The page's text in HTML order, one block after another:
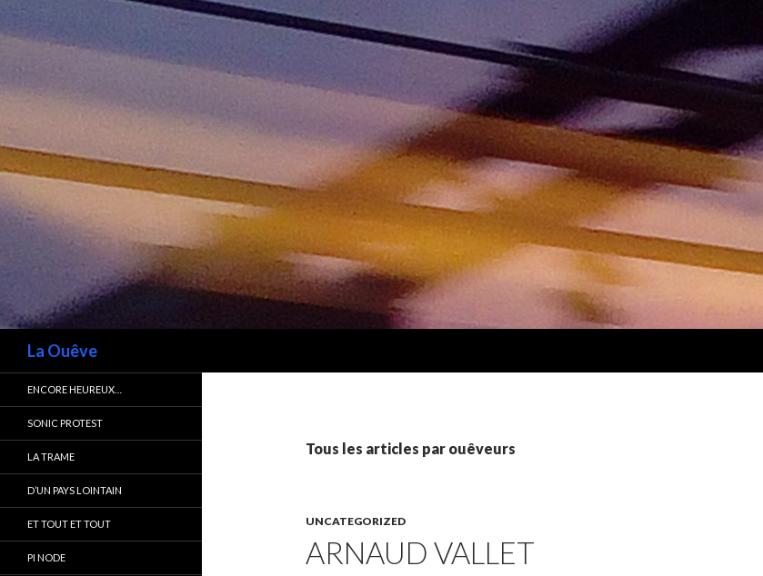
La Ouêve
Tous les articles par ouêveurs
UNCATEGORIZED
ARNAUD VALLET
ENCORE HEUREUX…
SONIC PROTEST
LA TRAME
D’UN PAYS LOINTAIN
ET TOUT ET TOUT
PI NODE